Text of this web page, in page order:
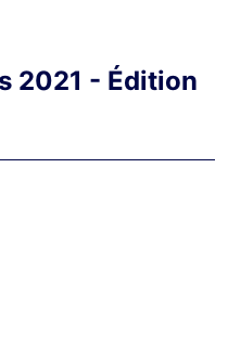
2021 - Édition